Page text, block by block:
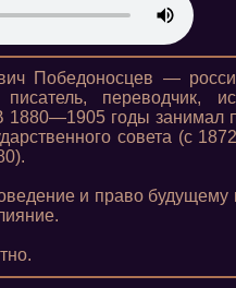
Победоносцев —
писатель, переводчик,
1880—1905 годы занимал
совета (с
и право